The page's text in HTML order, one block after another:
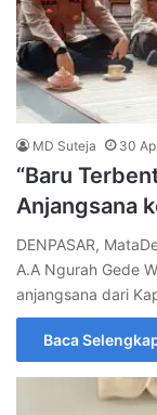
MD Suteja 30
“Baru
Anjangsana
DENPASAR,
A.A Ngurah Gede
anjangsana dari
Baca